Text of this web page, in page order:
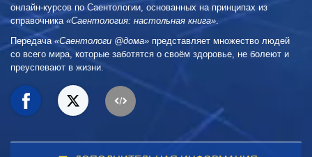
онлайн-курсов по Саентологии, основанных на принципах из
справочника «Саентология: настольная книга».
Передача «Саентологи @дома» представляет множество людей
со всего мира, которые заботятся о своём здоровье, не болеют и
преуспевают в жизни.